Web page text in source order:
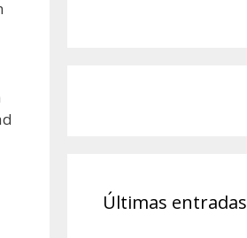
Últimas entradas